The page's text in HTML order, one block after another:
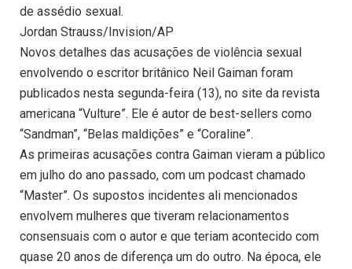
de assédio sexual.
Jordan Strauss/Invision/AP
Novos detalhes das acusações de violência sexual
envolvendo o escritor britânico Neil Gaiman foram
publicados nesta segunda-feira (13), no site da revista
americana “Vulture”. Ele é autor de best-sellers como
“Sandman”, “Belas maldições” e “Coraline”.
As primeiras acusações contra Gaiman vieram a público
em julho do ano passado, com um podcast chamado
“Master”. Os supostos incidentes ali mencionados
envolvem mulheres que tiveram relacionamentos
consensuais com o autor e que teriam acontecido com
quase 20 anos de diferença um do outro. Na época, ele